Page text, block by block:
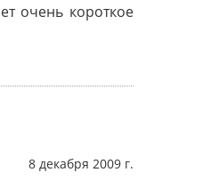
очень короткое
8 декабря 2009 г.